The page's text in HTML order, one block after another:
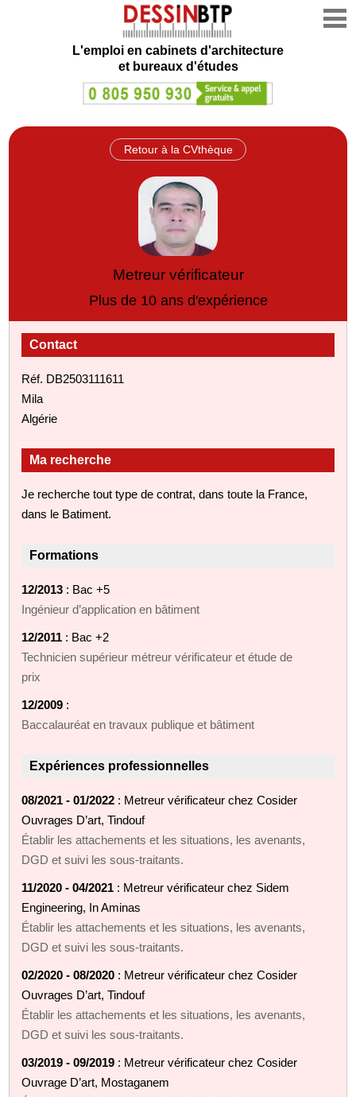
L'emploi en cabinets d'architecture
et bureaux d'études
Retour à la CVthèque
Metreur vérificateur
Plus de 10 ans d'expérience
Contact
Réf. DB2503111611
Mila
Algérie
Ma recherche
Je recherche tout type de contrat, dans toute la France,
dans le Batiment.
Formations
12/2013 : Bac +5
Ingénieur d’application en bâtiment
12/2011 : Bac +2
Technicien supérieur métreur vérificateur et étude de
prix
12/2009 :
Baccalauréat en travaux publique et bâtiment
Expériences professionnelles
08/2021 - 01/2022 : Metreur vérificateur chez Cosider
Ouvrages D’art, Tindouf
Établir les attachements et les situations, les avenants,
DGD et suivi les sous-traitants.
11/2020 - 04/2021 : Metreur vérificateur chez Sidem
Engineering, In Aminas
Établir les attachements et les situations, les avenants,
DGD et suivi les sous-traitants.
02/2020 - 08/2020 : Metreur vérificateur chez Cosider
Ouvrages D’art, Tindouf
Établir les attachements et les situations, les avenants,
DGD et suivi les sous-traitants.
03/2019 - 09/2019 : Metreur vérificateur chez Cosider
Ouvrage D’art, Mostaganem